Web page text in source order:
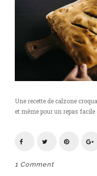
Une recette de calzone
et même pour un repas facile
1 Comment